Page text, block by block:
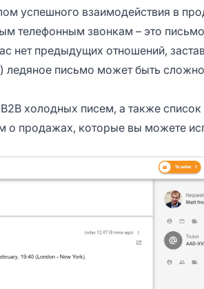
успешного взаимодействия в
телефонным звонкам – это
нет предыдущих отношений,
ледяное письмо может быть
холодных писем, а также список
о продажах, которые вы можете